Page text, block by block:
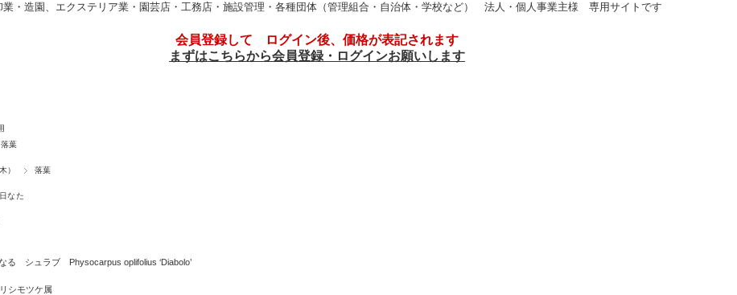
業・造園、エクステリア業・園芸店・工務店・施設管理・各種団体（管理組合・自治体・学校など） 法人・個人事業主様 専用サイトです
会員登録して ログイン後、価格が表記されます
まずはこちらから会員登録・ログインお願いします
落葉
） 落葉
なた
る シュラブ Physocarpus oplifolius ‘Diabolo’
シモツケ属